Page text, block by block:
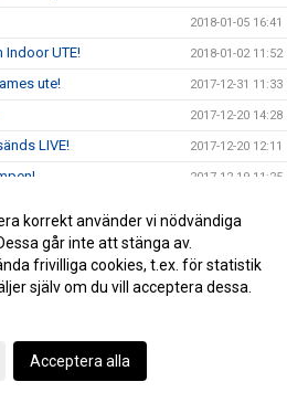
2018-01-05 16:41
UTE! 2018-01-02 11:52
ute! 2017-12-31 11:33
2017-12-20 14:28
LIVE! 2017-12-20 12:11
2017-12-19 11:25
2018
2017-12-03 19:35
i landslaget"
korrekt använder vi nödvändiga
går inte att stänga av.
frivilliga cookies, t.ex. för statistik
själv om du vill acceptera dessa.
Acceptera alla